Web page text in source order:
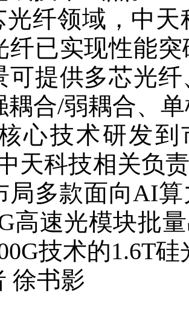
光纤领域，中
纤已实现性能
可提供多芯光
耦合/弱耦合、
心技术研发
天科技相关负
局多款面向AI
高速光模块批
技术的1.6T
徐书影